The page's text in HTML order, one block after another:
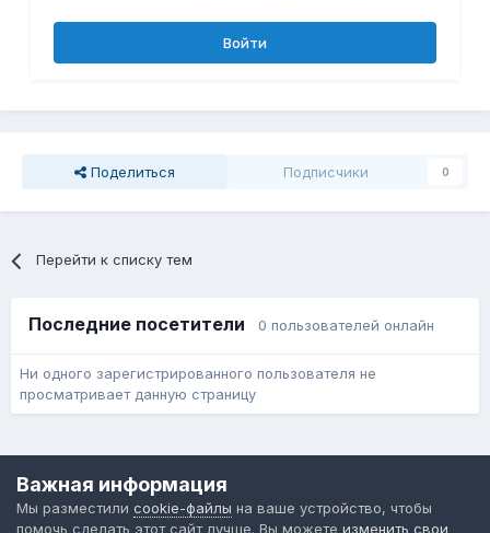
Войти
Поделиться Подписчики 0
Перейти к списку тем
Последние посетители 0 пользователей онлайн
Ни одного зарегистрированного пользователя не
просматривает данную страницу
Форум общественного транспорта
Powered by Invision Community
Важная информация
Мы разместили cookie-файлы на ваше устройство, чтобы
помочь сделать этот сайт лучше. Вы можете изменить свои